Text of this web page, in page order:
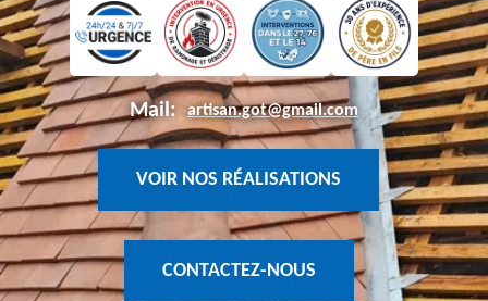
Mail: artisan.got@gmail.com
VOIR NOS RÉALISATIONS
CONTACTEZ-NOUS